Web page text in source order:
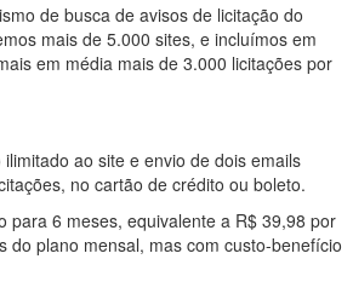
de busca de avisos de licitação do
mais de 5.000 sites, e incluímos em
em média mais de 3.000 licitações por
ilimitado ao site e envio de dois emails
no cartão de crédito ou boleto.
para 6 meses, equivalente a R$ 39,98 por
do plano mensal, mas com custo-benefício